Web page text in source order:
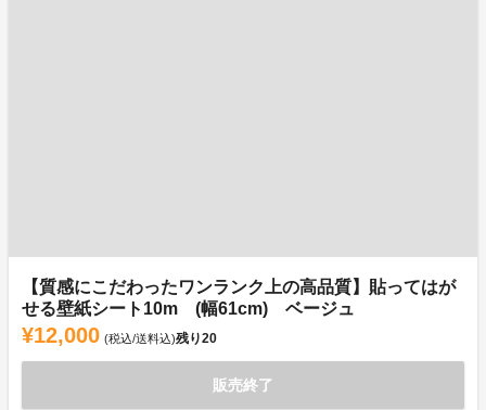
【質感にこだわったワンランク上の高品質】貼ってはが
せる壁紙シート10m (幅61cm) ベージュ
¥12,000 (税込/送料込)残り20
販売終了